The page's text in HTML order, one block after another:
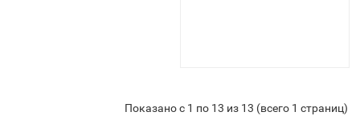
Показано с 1 по 13 из 13 (всего 1 страниц)